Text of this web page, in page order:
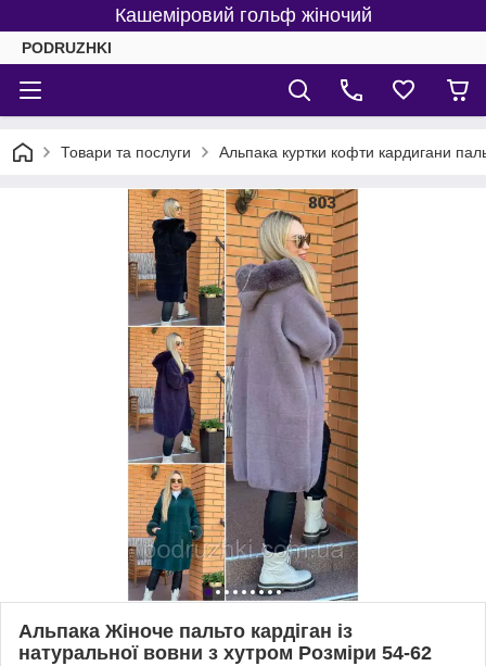
Кашеміровий гольф жіночий
PODRUZHKI
Товари та послуги Альпака куртки кофти кардигани
Альпака Жіноче пальто кардіган із
натуральної вовни з хутром Розміри 54-62